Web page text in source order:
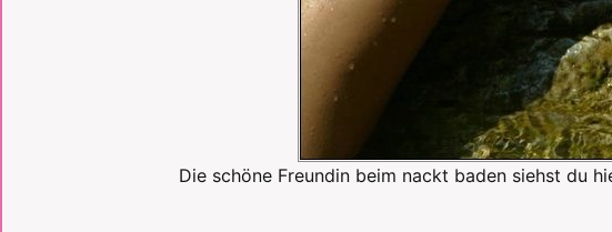
Die schöne Freundin beim nackt baden siehst du